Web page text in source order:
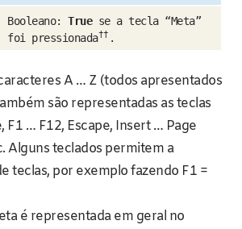
Booleano:Truese a tecla “Meta”
foi pressionada†† .
A … Z (todos apresentados
são representadas as teclas
F1 … F12, Escape, Insert … Page
Alguns teclados permitem a
teclas, por exemplo fazendo F1 =
é representada em geral no